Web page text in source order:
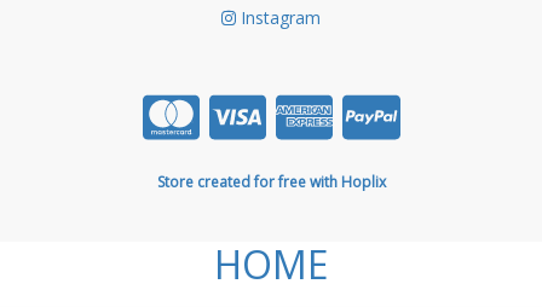
Instagram
Store created for free with Hoplix
HOME